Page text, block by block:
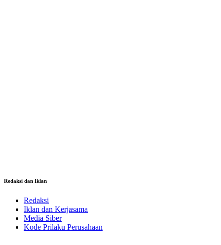
Redaksi dan Iklan
Redaksi
Iklan dan Kerjasama
Media Siber
Kode Prilaku Perusahaan